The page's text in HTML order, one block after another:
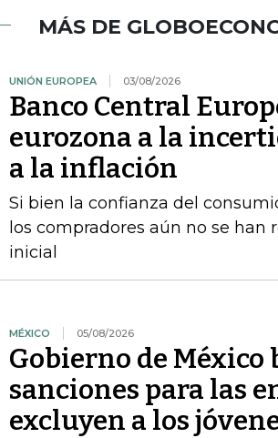
MÁS DE
UNIÓN EUROPEA 03/08/2026
Banco Central
eurozona a la
a la inflación
Si bien la confianza del
los compradores aún no se
inicial
MÉXICO 05/08/2026
Gobierno de México
sanciones para las
excluyen a los